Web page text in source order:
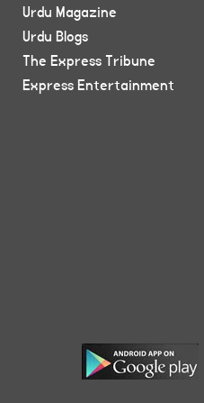
Urdu Magazine
Urdu Blogs
The Express Tribune
Express Entertainment